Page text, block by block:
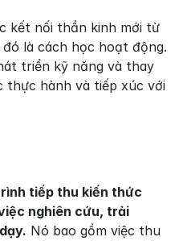
kết nối thần kinh mới từ
là cách học hoạt động.
triển kỹ năng và thay
thực hành và tiếp xúc với
tiếp thu kiến thức
nghiên cứu, trải
Nó bao gồm việc thu